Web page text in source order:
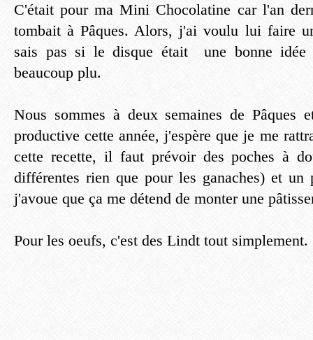
C'était pour ma Mini Chocolatine car l'an
tombait à Pâques. Alors, j'ai voulu lui faire
sais pas si le disque était une bonne
beaucoup plu.
Nous sommes à deux semaines de Pâques
productive cette année, j'espère que je me
cette recette, il faut prévoir des poches à
différentes rien que pour les ganaches) et un
j'avoue que ça me détend de monter une
Pour les oeufs, c'est des Lindt tout simplement.